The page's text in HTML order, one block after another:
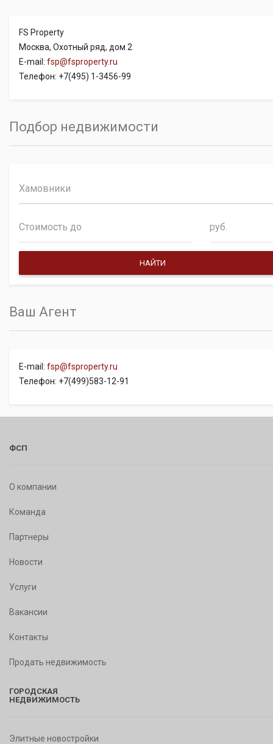
FS Property
Москва, Охотный ряд, дом 2
E-mail: fsp@fsproperty.ru
Телефон: +7(495) 1-3456-99
Подбор недвижимости
Хамовники
руб.
Ваш Агент
E-mail: fsp@fsproperty.ru
Телефон: +7(499)583-12-91
ФСП
О компании
Команда
Партнеры
Новости
Услуги
Вакансии
Контакты
Продать недвижимость
ГОРОДСКАЯ
НЕДВИЖИМОСТЬ
Элитные новостройки